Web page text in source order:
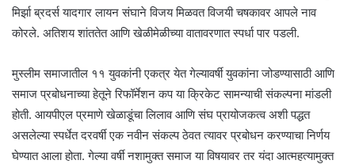
मिर्झा ब्रदर्स यादगार लायन संघाने विजय मिळवत विजयी चषकावर आपले नाव
कोरले. अतिशय शांततेत आणि खेळीमेळीच्या वातावरणात स्पर्धा पार पडली.
मुस्लीम समाजातील ११ युवकांनी एकत्र येत गेल्यावर्षी युवकांना जोडण्यासाठी आणि
समाज प्रबोधनाच्या हेतूने रिफॉर्मेशन कप या क्रिकेट सामन्याची संकल्पना मांडली
होती. आयपीएल प्रमाणे खेळाडूंचा लिलाव आणि संघ प्रायोजकत्व अशी पद्धत
असलेल्या स्पर्धेत दरवर्षी एक नवीन संकल्प ठेवत त्यावर प्रबोधन करण्याचा निर्णय
घेण्यात आला होता. गेल्या वर्षी नशामुक्त समाज या विषयावर तर यंदा आत्महत्यामुक्त